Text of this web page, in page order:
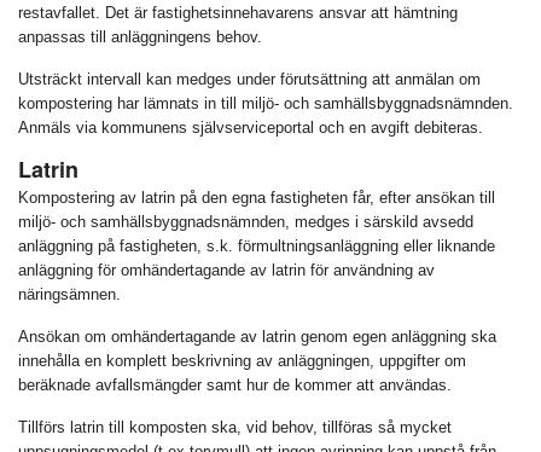
restavfallet. Det är fastighetsinnehavarens ansvar att hämtning
anpassas till anläggningens behov.
Utsträckt intervall kan medges under förutsättning att anmälan om
kompostering har lämnats in till miljö- och samhällsbyggnadsnämnden.
Anmäls via kommunens självserviceportal och en avgift debiteras.
Latrin
Kompostering av latrin på den egna fastigheten får, efter ansökan till
miljö- och samhällsbyggnadsnämnden, medges i särskild avsedd
anläggning på fastigheten, s.k. förmultningsanläggning eller liknande
anläggning för omhändertagande av latrin för användning av
näringsämnen.
Ansökan om omhändertagande av latrin genom egen anläggning ska
innehålla en komplett beskrivning av anläggningen, uppgifter om
beräknade avfallsmängder samt hur de kommer att användas.
Tillförs latrin till komposten ska, vid behov, tillföras så mycket